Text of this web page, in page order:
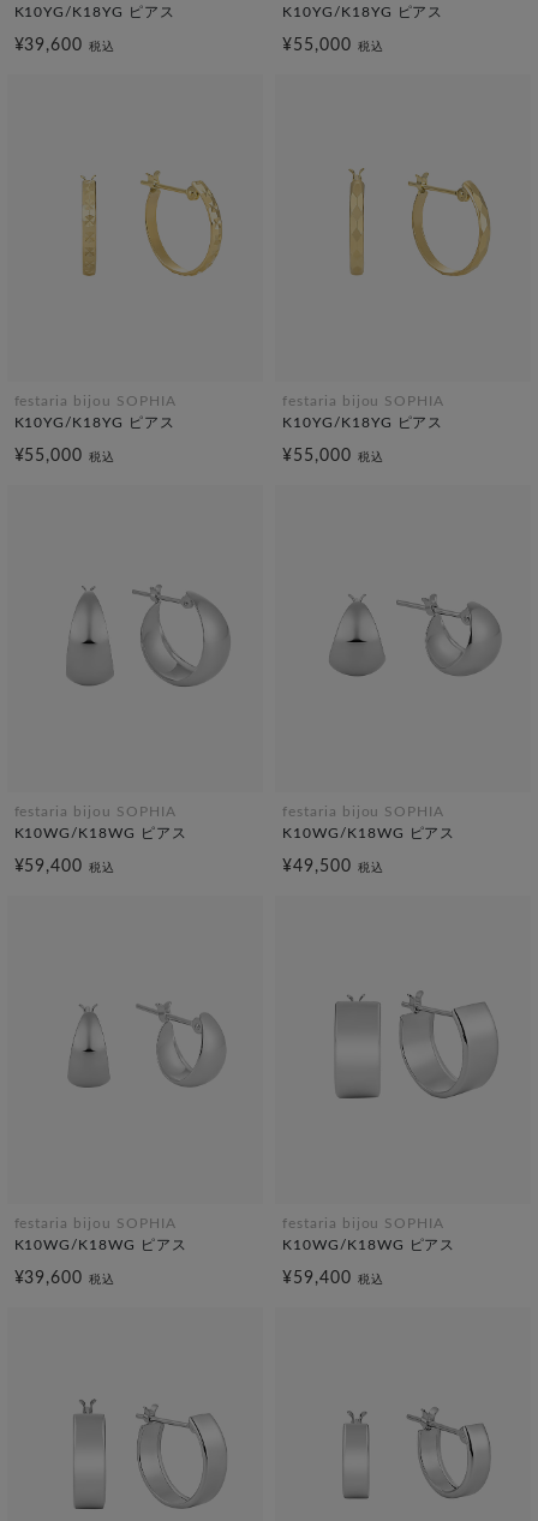
K10YG/K18YG ピアス
¥39,600税込
K10YG/K18YG ピアス
¥55,000 税込
festaria bijou SOPHIA
K10YG/K18YG ピアス
¥55,000税込
festaria bijou SOPHIA
K10YG/K18YG ピアス
¥55,000 税込
festaria bijou SOPHIA
K10WG/K18WG ピアス
¥59,400税込
festaria bijou SOPHIA
K10WG/K18WG ピアス
¥49,500 税込
festaria bijou SOPHIA
K10WG/K18WG ピアス
¥39,600税込
festaria bijou SOPHIA
K10WG/K18WG ピアス
¥59,400 税込